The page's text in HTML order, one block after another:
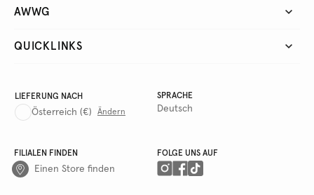
AWWG
QUICKLINKS
LIEFERUNG NACH
Österreich (€) Ändern
SPRACHE
Deutsch
FILIALEN FINDEN
Einen Store finden
FOLGE UNS AUF